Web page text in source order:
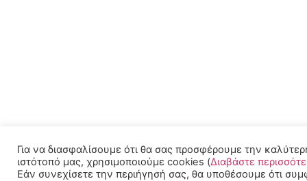
Για να διασφαλίσουμε ότι θα σας προσφέρουμε την
ιστότοπό μας, χρησιμοποιούμε cookies (Διαβάστε
Εάν συνεχίσετε την περιήγησή σας, θα υποθέσουμε ότι